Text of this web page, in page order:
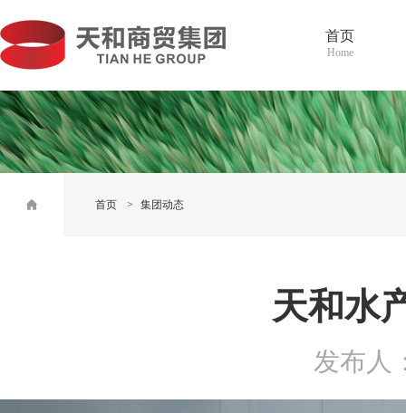
首页
Home
首页 > 集团动态
天和水
发布人